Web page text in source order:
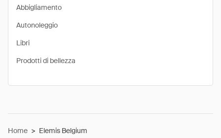
Abbigliamento
Autonoleggio
Libri
Prodotti di bellezza
Home > Elemis Belgium